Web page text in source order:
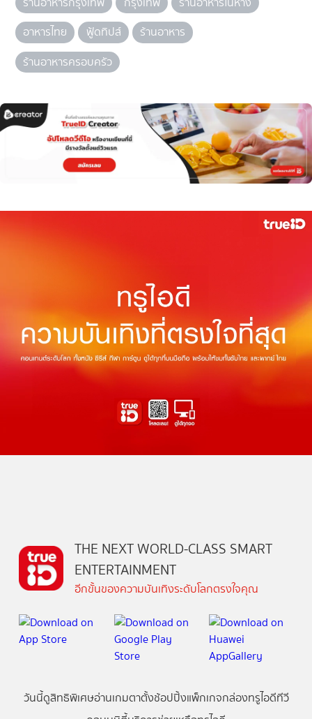
อาหารไทย
ฟู้ดทิปส์
ร้านอาหาร
ร้านอาหารครอบครัว
THE NEXT WORLD-CLASS SMART
ENTERTAINMENT
อีกขั้นของความบันเทิงระดับโลกตรงใจคุณ
วันนี้ดูสิทธิพิเศษอ่านเกมตาตั้งช้อปปิ้งแพ็กเกจกล่องทรูไอดีทีวี